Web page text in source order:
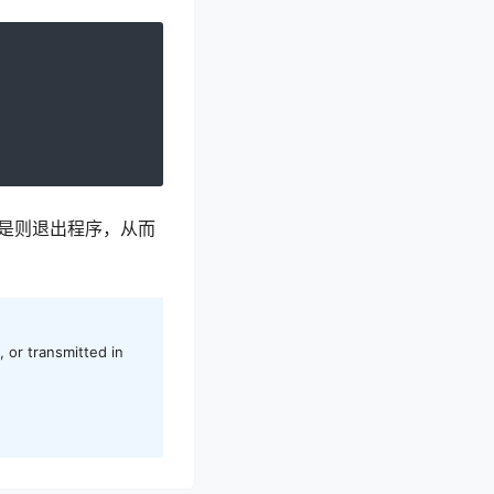
则退出程序，从而
or transmitted in